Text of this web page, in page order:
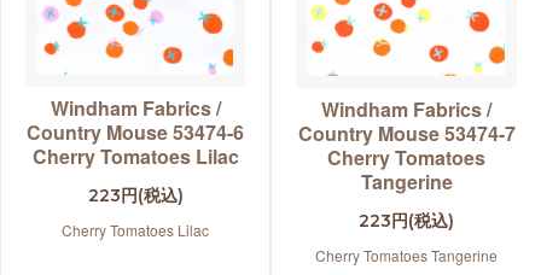
Windham Fabrics /
Country Mouse 53474-6
Cherry Tomatoes Lilac
223円(税込)
Cherry Tomatoes Lilac
Windham Fabrics /
Country Mouse 53474-7
Cherry Tomatoes
Tangerine
223円(税込)
Cherry Tomatoes Tangerine